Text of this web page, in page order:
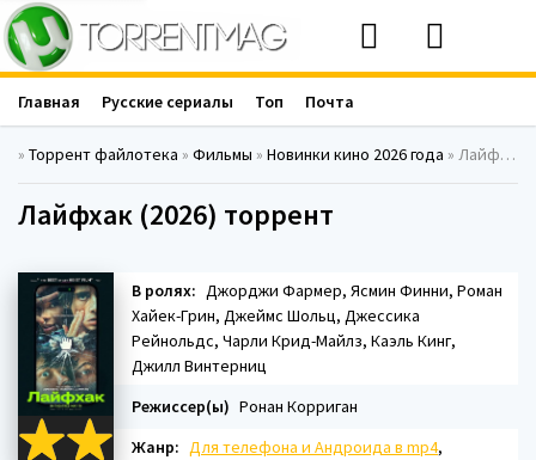
» Торрент файлотека » Фильмы » Новинки кино 2026 года » Лайфхак (2026)
Лайфхак (2026) торрент
В ролях: Джорджи Фармер, Ясмин Финни, Роман
Хайек-Грин, Джеймс Шольц, Джессика
Рейнольдс, Чарли Крид-Майлз, Каэль Кинг,
Джилл Винтерниц
Режиссер(ы) Ронан Корриган
Жанр: Для телефона и Андроида в mp4,
Главная Русские сериалы Топ Почта